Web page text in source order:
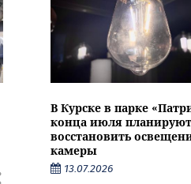
В Курске в парке
конца июля планируют
восстановить
камеры
13.07.2026